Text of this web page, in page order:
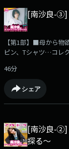
[南沙良-③]
【第1部】■母から物
ピン、Tシャツ…コレ
部】■分刻みで予定を
たくないから調べた
たシンガポール滞在
中に腕を噛みちぎり
たし、能力者」「ど
んでしまう」「ロケ
つ南沙良のように「能
46分
シェア
[南沙良-②]
探る～